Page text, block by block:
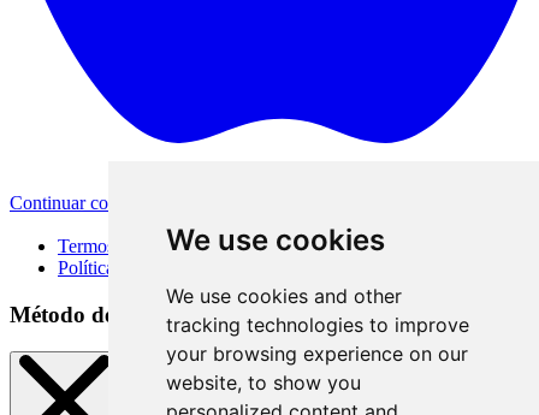
We use cookies
We use cookies and other
tracking technologies to improve
your browsing experience on our
website, to show you
Continuar com a Apple
Termos de Uso
Política de Privacidade
Método de acesso